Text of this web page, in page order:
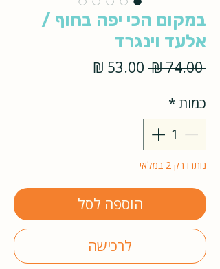
במקום הכי יפה בחוף /
אלעד וינגרד
‏74.00 ‏₪
מחיר
כמות*
נותרו רק 2 במלאי
הוספה לסל
לרכישה